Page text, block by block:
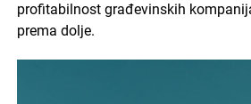
profitabilnost građevinskih
prema dolje.